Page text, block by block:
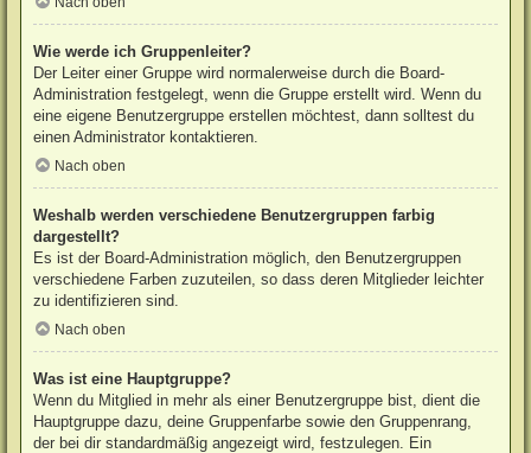
Wie werde ich Gruppenleiter?
Der Leiter einer Gruppe wird normalerweise durch die Board-
Administration festgelegt, wenn die Gruppe erstellt wird. Wenn du
eine eigene Benutzergruppe erstellen möchtest, dann solltest du
einen Administrator kontaktieren.
Nach oben
Weshalb werden verschiedene Benutzergruppen farbig
dargestellt?
Es ist der Board-Administration möglich, den Benutzergruppen
verschiedene Farben zuzuteilen, so dass deren Mitglieder leichter
zu identifizieren sind.
Nach oben
Was ist eine Hauptgruppe?
Wenn du Mitglied in mehr als einer Benutzergruppe bist, dient die
Hauptgruppe dazu, deine Gruppenfarbe sowie den Gruppenrang,
der bei dir standardmäßig angezeigt wird, festzulegen. Ein